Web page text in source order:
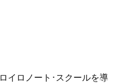
イロノート･スクールを導